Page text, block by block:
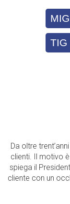
MIG
TIG
Da oltre
clienti. Il motivo
spiega il
cliente con un